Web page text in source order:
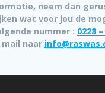
neem dan
wat voor jou de
nummer : 0228
mail naar